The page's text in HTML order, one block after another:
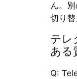
ん。
切り替
テレ
ある
Q: